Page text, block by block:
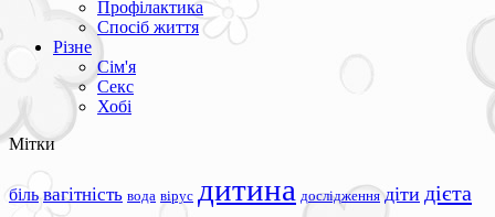
Профілактика
Спосіб життя
Різне
Сім'я
Секс
Хобі
Мітки
біль вагітність вода вірус дитина дослідження діти дієта